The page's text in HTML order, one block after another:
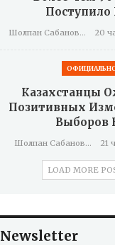
Шолпан Сабанова 20
Казахстанцы
Позитивных
Выборов
Шолпан Сабанова 21
LOAD MORE
Newsletter